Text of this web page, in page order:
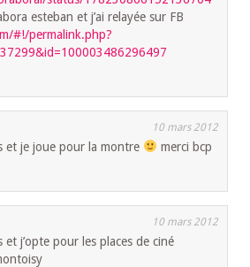
esteban et j’ai relayée sur FB
#!/permalink.php?
10 mars 2012
et je joue pour la montre
merci bcp
10 mars 2012
et j’opte pour les places de ciné